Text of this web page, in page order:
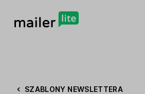
SZABLONY NEWSLETTERA